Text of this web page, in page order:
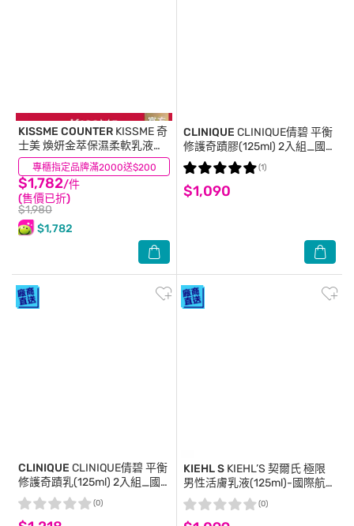
專櫃指定品牌滿2000送$200
KISSME COUNTER KISSME 奇
士美 煥妍金萃保濕柔軟乳液
200ml
$1,782/件
(售價已折)
$1,980
$1,782
(0)
CLINIQUE CLINIQUE倩碧 平衡
修護奇蹟膠(125ml) 2入組_國
際航空版
$1,090
(1)
CLINIQUE CLINIQUE倩碧 平衡
修護奇蹟乳(125ml) 2入組_國
際航空版
(0)
KIEHL S KIEHL’S 契爾氏 極限
男性活膚乳液(125ml)-國際航
空版
(0)